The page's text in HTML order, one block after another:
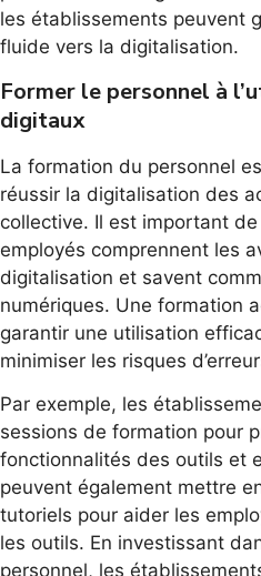
les établissements peuvent
fluide vers la digitalisation.
Former le personnel à
digitaux
La formation du personnel
réussir la digitalisation des
collective. Il est important de
employés comprennent les
digitalisation et savent
numériques. Une formation
garantir une utilisation
minimiser les risques
Par exemple, les
sessions de formation pour
fonctionnalités des outils et
peuvent également mettre
tutoriels pour aider les
les outils. En investissant
personnel, les